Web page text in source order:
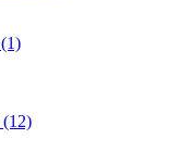
(1)
(12)